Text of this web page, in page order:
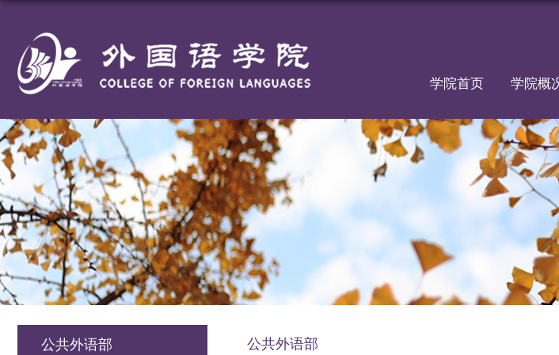
学院首页 学院概
公共外语部 公共外语部